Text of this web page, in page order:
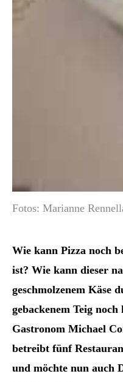
Fotos: Marianne
Wie kann Pizza noch
ist? Wie kann dieser
geschmolzenem Käse
gebackenem Teig
Gastronom Michael
betreibt fünf
und möchte nun auch